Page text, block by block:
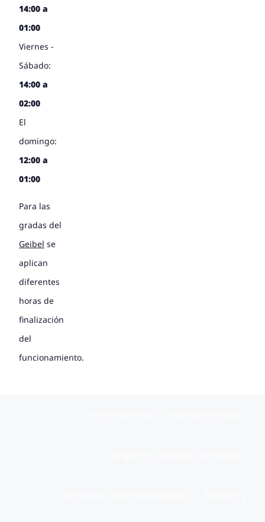
14:00 a
01:00
Viernes -
Sábado:
14:00 a
02:00
El
domingo:
12:00 a
01:00
Para las
gradas del
Geibel se
aplican
diferentes
horas de
finalización
del
funcionamiento.